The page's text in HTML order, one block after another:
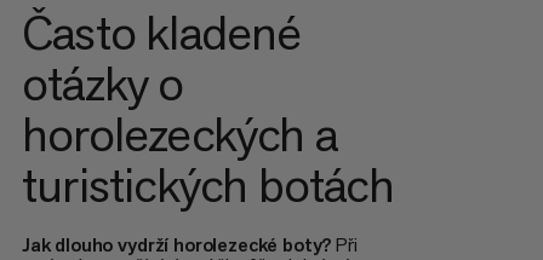
Často kladené
otázky o
horolezeckých a
turistických botách
Jak dlouho vydrží horolezecké boty?Při